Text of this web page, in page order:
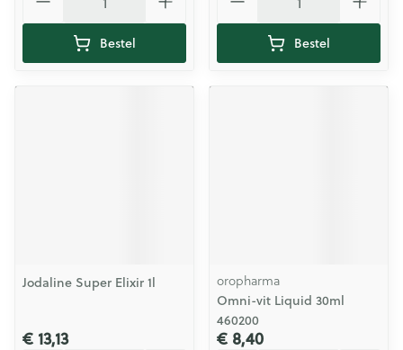
Bestel Bestel
Jodaline Super Elixir 1l
€ 13,13
oropharma
Omni-vit Liquid 30ml
460200
€ 8,40